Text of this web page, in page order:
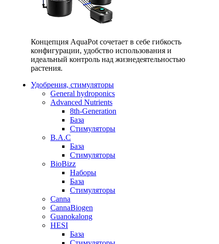
Концепция AquaPot сочетает в себе гибкость
конфигурации, удобство использования и
идеальный контроль над жизнедеятельностью
растения.
Удобрения, стимуляторы
General hydroponics
Advanced Nutrients
8th-Generation
База
Стимуляторы
B.A.C
База
Стимуляторы
BioBizz
Наборы
База
Стимуляторы
Canna
CannaBiogen
Guanokalong
HESI
База